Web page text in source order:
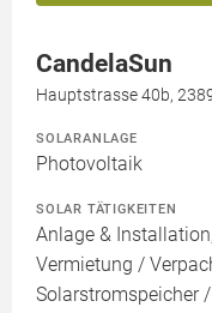
CandelaSun
Hauptstrasse 40b,
SOLARANLAGE
Photovoltaik
SOLAR TÄTIGKEITEN
Anlage &
Vermietung /
Solarstromspeicher